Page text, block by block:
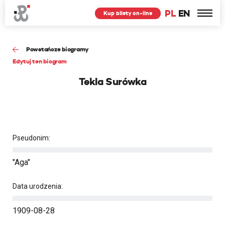
PL EN
Kup bilety on-line
Powstańcze biogramy
Edytuj ten biogram
Tekla Surówka
Pseudonim:
"Aga"
Data urodzenia:
1909-08-28